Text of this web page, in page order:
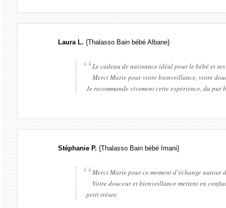
Laura L. {Thalasso Bain bébé Albane}
Le cadeau de naissance idéal pour le bébé et
Merci Marie pour votre bienveillance, votre
Je recommande vivement cette expérience, du pur
Stéphanie P. {Thalasso Bain bébé Imani}
Merci Marie pour ce moment d’échange
Votre douceur et bienveillance mettent en
petit trésor.